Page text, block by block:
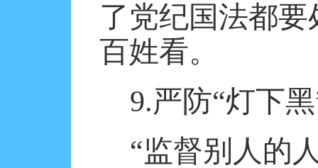
了党纪国法都
百姓看。
9.严防“灯下
“监督别人的